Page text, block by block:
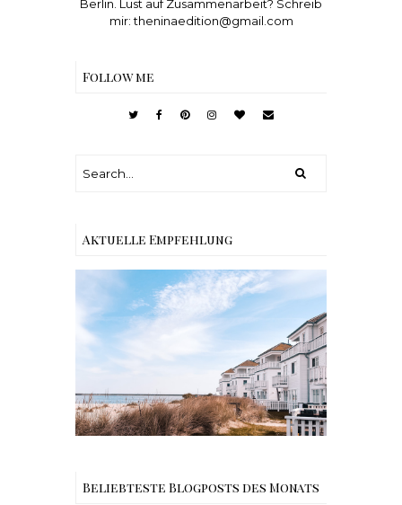
Berlin. Lust auf Zusammenarbeit? Schreib
mir: theninaedition@gmail.com
Follow me
Aktuelle Empfehlung
Reisen - Schleiregion
Beliebteste Blogposts des Monats